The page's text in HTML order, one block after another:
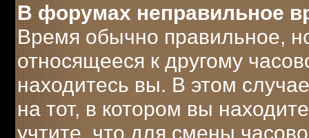
В форумах неправильное
Время обычно правильное,
относящееся к другому
находитесь вы. В этом
на тот, в котором вы
учтите, что для смены